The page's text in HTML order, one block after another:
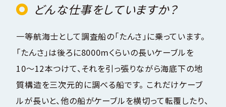
どんな仕事をしていますか？
一等航海士として調査船の「たんさ」に乗っています。
「たんさ」は後ろに8000mくらいの長いケーブルを
10〜12本つけて、それを引っ張りながら海底下の地
質構造を三次元的に調べる船です。 これだけケーブ
ルが長いと、他の船がケーブルを横切って転覆したり、